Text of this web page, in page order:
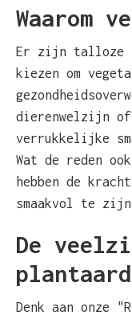
Waarom
Er zijn talloze
kiezen om
dierenwelzijn of
verrukkelijke
Wat de reden
hebben de
smaakvol te
De
Denk aan onze